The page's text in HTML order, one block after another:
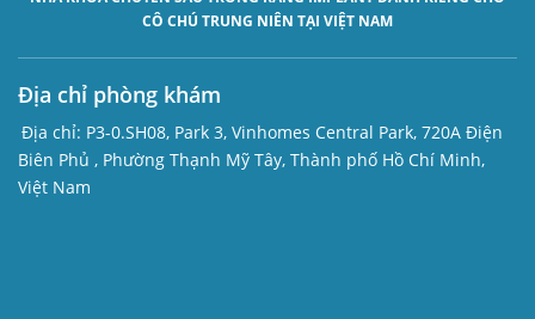
CÔ CHÚ TRUNG NIÊN TẠI VIỆT NAM
Địa chỉ phòng khám
Địa chỉ: P3-0.SH08, Park 3, Vinhomes Central Park, 720A Điện
Biên Phủ , Phường Thạnh Mỹ Tây, Thành phố Hồ Chí Minh,
Việt Nam